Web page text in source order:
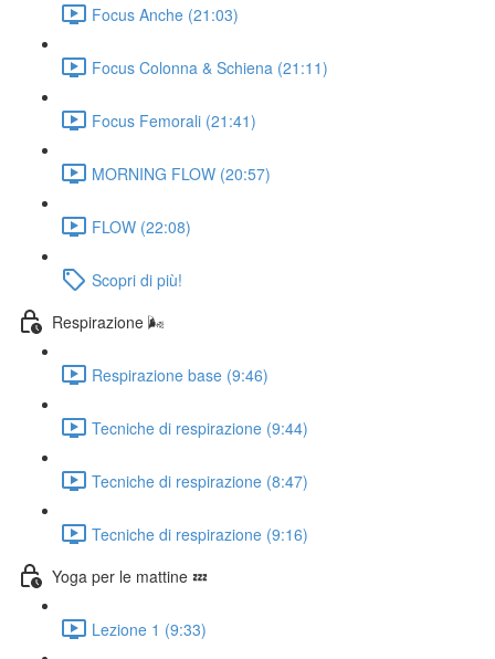
Focus Anche (21:03)
Focus Colonna & Schiena (21:11)
Focus Femorali (21:41)
MORNING FLOW (20:57)
FLOW (22:08)
Scopri di più!
Respirazione 🌬️
Respirazione base (9:46)
Tecniche di respirazione (9:44)
Tecniche di respirazione (8:47)
Tecniche di respirazione (9:16)
Yoga per le mattine 💤
Lezione 1 (9:33)